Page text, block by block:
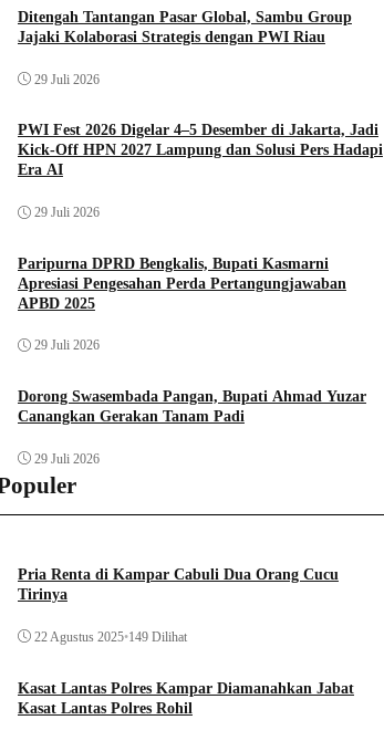
Ditengah Tantangan Pasar Global, Sambu Group
Jajaki Kolaborasi Strategis dengan PWI Riau
29 Juli 2026
PWI Fest 2026 Digelar 4–5 Desember di Jakarta, Jadi
Kick-Off HPN 2027 Lampung dan Solusi Pers Hadapi
Era AI
29 Juli 2026
Paripurna DPRD Bengkalis, Bupati Kasmarni
Apresiasi Pengesahan Perda Pertangungjawaban
APBD 2025
29 Juli 2026
Dorong Swasembada Pangan, Bupati Ahmad Yuzar
Canangkan Gerakan Tanam Padi
29 Juli 2026
Pria Renta di Kampar Cabuli Dua Orang Cucu
Tirinya
22 Agustus 2025•149 Dilihat
Kasat Lantas Polres Kampar Diamanahkan Jabat
Kasat Lantas Polres Rohil